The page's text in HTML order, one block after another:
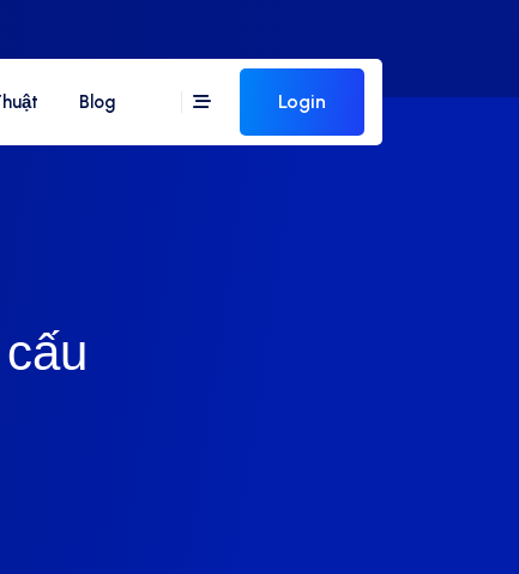
Blog Login